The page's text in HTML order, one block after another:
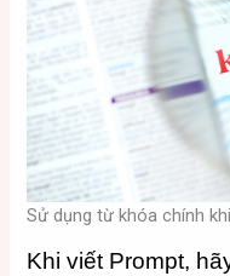
Sử dụng từ khóa chính
Khi viết Prompt,